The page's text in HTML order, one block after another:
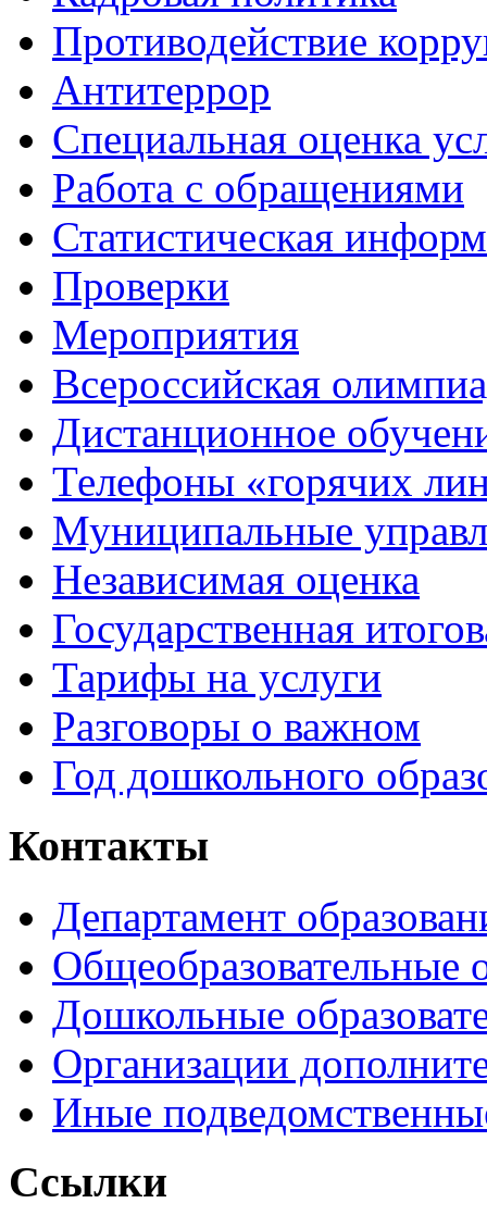
Противодействие
Антитеррор
Специальная оценка
Работа с обращениями
Статистическая
Проверки
Мероприятия
Всероссийская
Дистанционное
Телефоны «горячих
Муниципальные
Независимая оценка
Государственная
Тарифы на услуги
Разговоры о важном
Год дошкольного
Контакты
Департамент
Общеобразовательные
Дошкольные
Организации
Иные
Ссылки